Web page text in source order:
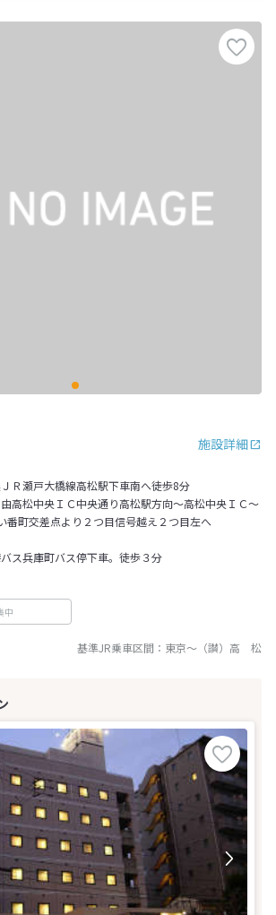
施設詳細
Ｒ瀬戸大橋線高松駅下車南へ徒歩8分
高松中央ＩＣ中央通り高松駅方向～高松中央ＩＣ～
番町交差点より２つ目信号越え２つ目左へ
ス兵庫町バス停下車。徒歩３分
中
基準JR乗車区間： 東京～ （讃）高 松